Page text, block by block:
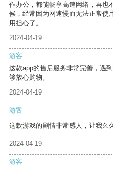
作办公，都能畅享高速网络，再也
候，经常因为网速慢而无法正常使
用担心了。
2024-04-19
游客
这款app的售后服务非常完善，遇
够放心购物。
2024-04-19
游客
这款游戏的剧情非常感人，让我久
2024-04-19
游客